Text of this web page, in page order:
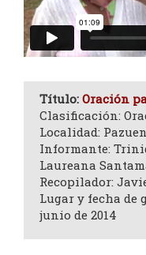
Título: Oración
Clasificación:
Localidad:
Informante:
Laureana
Recopilador:
Lugar y fecha de
junio de 2014